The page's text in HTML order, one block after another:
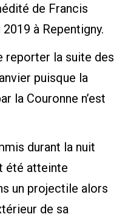
de Francis
à Repentigny.
reporter la suite des
puisque la
la Couronne n’est
durant la nuit
été atteinte
un projectile alors
de sa